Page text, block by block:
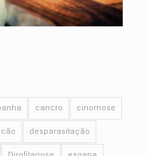
cancro cinomose
cão desparasitação